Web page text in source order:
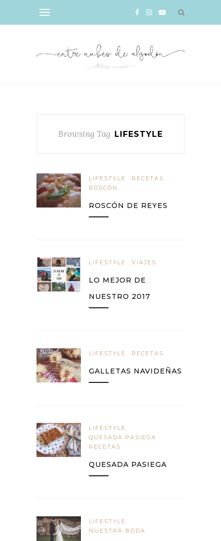
Browsing Tag LIFESTYLE
LIFESTYLE
RECETAS
ROSCÓN
ROSCÓN DE REYES
LIFESTYLE VIAJES
LO MEJOR DE
NUESTRO 2017
LIFESTYLE RECETAS
GALLETAS NAVIDEÑAS
LIFESTYLE
QUESADA PASIEGA
RECETAS
QUESADA PASIEGA
LIFESTYLE
NUESTRA BODA